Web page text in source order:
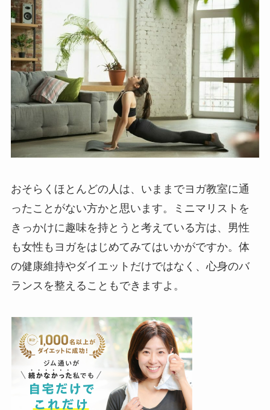
おそらくほとんどの人は、いままでヨガ教室に通
ったことがない方かと思います。ミニマリストを
きっかけに趣味を持とうと考えている方は、男性
も女性もヨガをはじめてみてはいかがですか。体
の健康維持やダイエットだけではなく、心身のバ
ランスを整えることもできますよ。